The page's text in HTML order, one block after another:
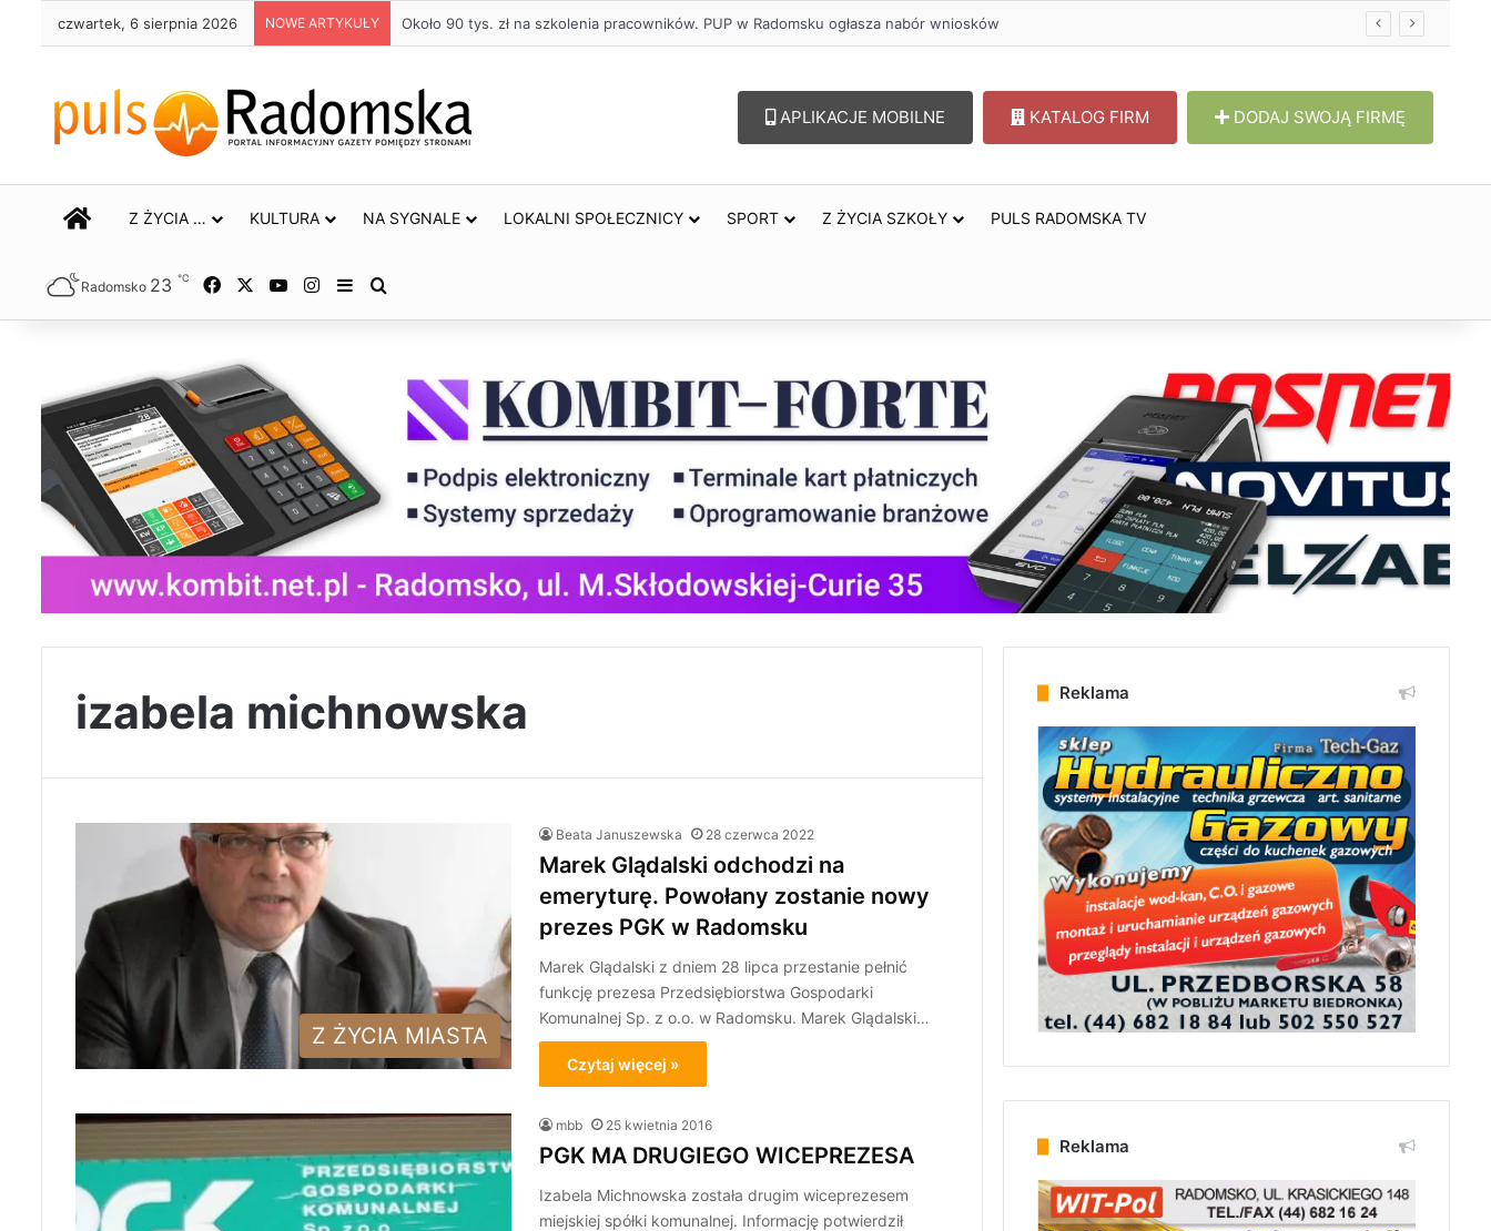
czwartek, 6 sierpnia 2026 NOWE ARTYKUŁY Około 90 tys. zł na szkolenia pracowników. PUP w Radomsku ogłasza nabór wniosków
APLIKACJE MOBILNE KATALOG FIRM DODAJ SWOJĄ FIRMĘ
STRONA GŁÓWNA
Z ŻYCIA … KULTURA NA SYGNALE LOKALNI SPOŁECZNICY SPORT Z ŻYCIA SZKOŁY PULS RADOMSKA TV
Radomsko 23 ℃ Facebook YouTubeInstagram
Sidebar
izabela michnowska
Z ŻYCIA MIASTA
Beata Januszewska 28 czerwca 2022
Marek Glądalski odchodzi na
emeryturę. Powołany zostanie nowy
prezes PGK w Radomsku
Marek Glądalski z dniem 28 lipca przestanie pełnić
funkcję prezesa Przedsiębiorstwa Gospodarki
Komunalnej Sp. z o.o. w Radomsku. Marek Glądalski…
Czytaj więcej »
mbb 25 kwietnia 2016
PGK MA DRUGIEGO WICEPREZESA
Izabela Michnowska została drugim wiceprezesem
miejskiej spółki komunalnej. Informację potwierdził
Reklama
Reklama